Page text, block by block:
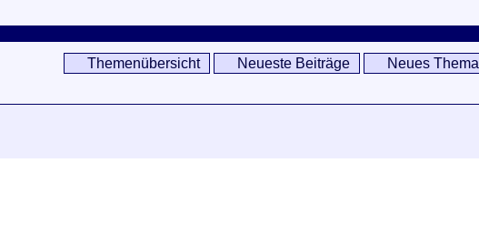
Themenübersicht Neueste Beiträge Neues Thema